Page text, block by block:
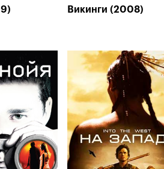
Викинги (2008)